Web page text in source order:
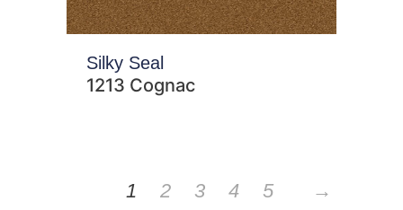
Silky Seal
1213 Cognac
1 2 3 4 5 →